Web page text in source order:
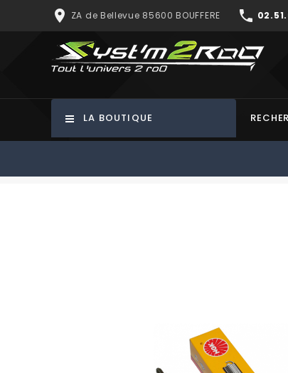
place ZA de Bellevue 85600 BOUFFERE phone
LA BOUTIQUE